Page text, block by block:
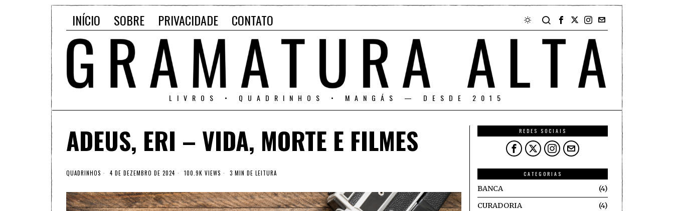
INÍCIO SOBRE PRIVACIDADE CONTATO
LIVROS • QUADRINHOS • MANGÁS — DESDE 2015
ADEUS, ERI – VIDA, MORTE E FILMES
QUADRINHOS 4 DE DEZEMBRO DE 2024 100.9K VIEWS 3 MIN DE LEITURA
REDES SOCIAIS
CATEGORIAS
BANCA
4
CURADORIA
4